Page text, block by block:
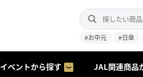
#お中元 #日傘
イベントから探す JAL関連商品